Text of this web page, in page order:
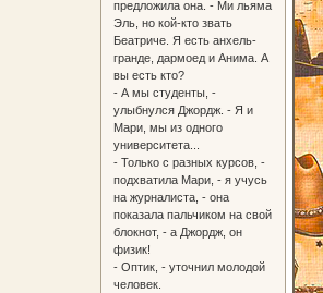
предложила она. - Ми льяма
Эль, но кой-кто звать
Беатриче. Я есть анхель-
гранде, дармоед и Анима. А
вы есть кто?
- А мы студенты, -
улыбнулся Джордж. - Я и
Мари, мы из одного
университета...
- Только с разных курсов, -
подхватила Мари, - я учусь
на журналиста, - она
показала пальчиком на свой
блокнот, - а Джордж, он
физик!
- Оптик, - уточнил молодой
человек.